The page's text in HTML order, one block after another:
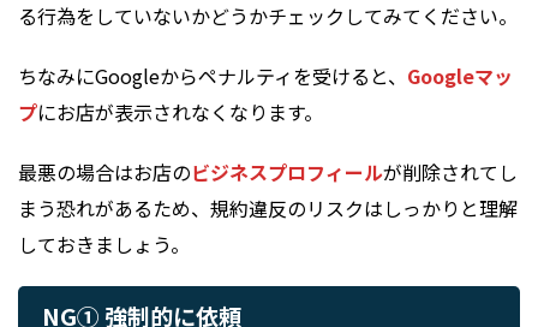
る行為をしていないかどうかチェックしてみてください。
ちなみにGoogleからペナルティを受けると、 Googleマッ
プにお店が表示されなくなります。
最悪の場合はお店のビジネスプロフィールが削除されてし
まう恐れがあるため、規約違反のリスクはしっかりと理解
しておきましょう。
NG① 強制的に依頼